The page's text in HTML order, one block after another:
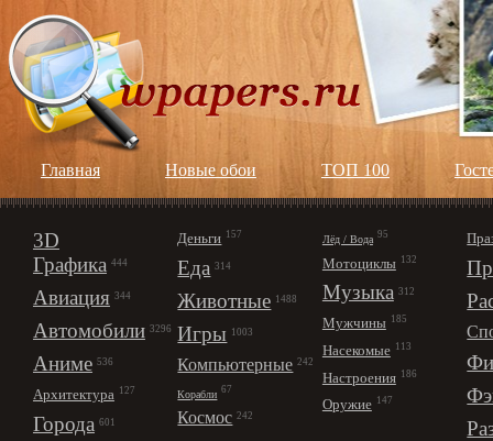
Главная Новые обои ТОП 100
3D
Графика 444
Авиация 344
Автомобили 3296
Аниме 536
Архитектура 127
Города 601
Деньги 157
Еда 314
Животные 1488
Игры 1003
Компьютерные 242
Корабли 67
Космос 242
Лёд / Вода 95
Мотоциклы 132
Музыка 312
Мужчины 185
Насекомые 113
Настроения 186
Оружие 147